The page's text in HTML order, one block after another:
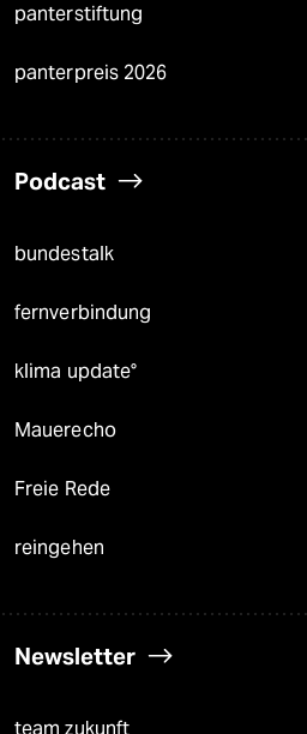
panterstiftung
panterpreis 2026
Podcast
bundestalk
fernverbindung
klima update°
Mauerecho
Freie Rede
reingehen
Newsletter
team zukunft